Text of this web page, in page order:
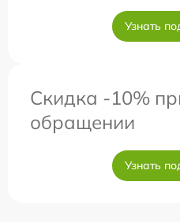
Узнать
Скидка -10%
обращении
Узнать